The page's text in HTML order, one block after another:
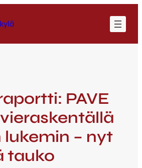
PAVE
lukemin – nyt
tauko